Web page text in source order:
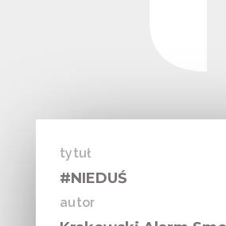
tytuł
#NIEDUŚ
autor